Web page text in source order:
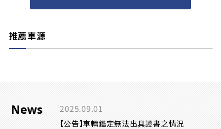
推薦車源
News 2025.09.01
【公告】車輛鑑定無法出具證書之情況